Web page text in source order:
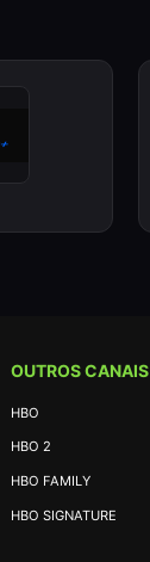
OUTROS CANAIS
HBO
HBO 2
HBO FAMILY
HBO SIGNATURE